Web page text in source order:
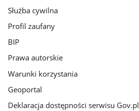
Służba cywilna
Profil zaufany
BIP
Prawa autorskie
Warunki korzystania
Geoportal
Deklaracja dostępności serwisu Gov.pl